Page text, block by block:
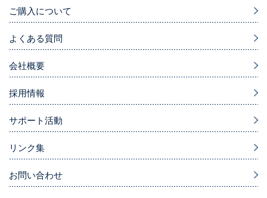
ご購入について
よくある質問
会社概要
採用情報
サポート活動
リンク集
お問い合わせ